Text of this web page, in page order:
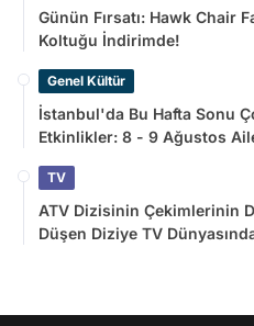
Günün Fırsatı: Hawk Chair
Koltuğu İndirimde!
Genel Kültür
İstanbul'da Bu Hafta Sonu
Etkinlikler: 8 - 9 Ağustos
TV
ATV Dizisinin Çekimlerinin
Düşen Diziye TV